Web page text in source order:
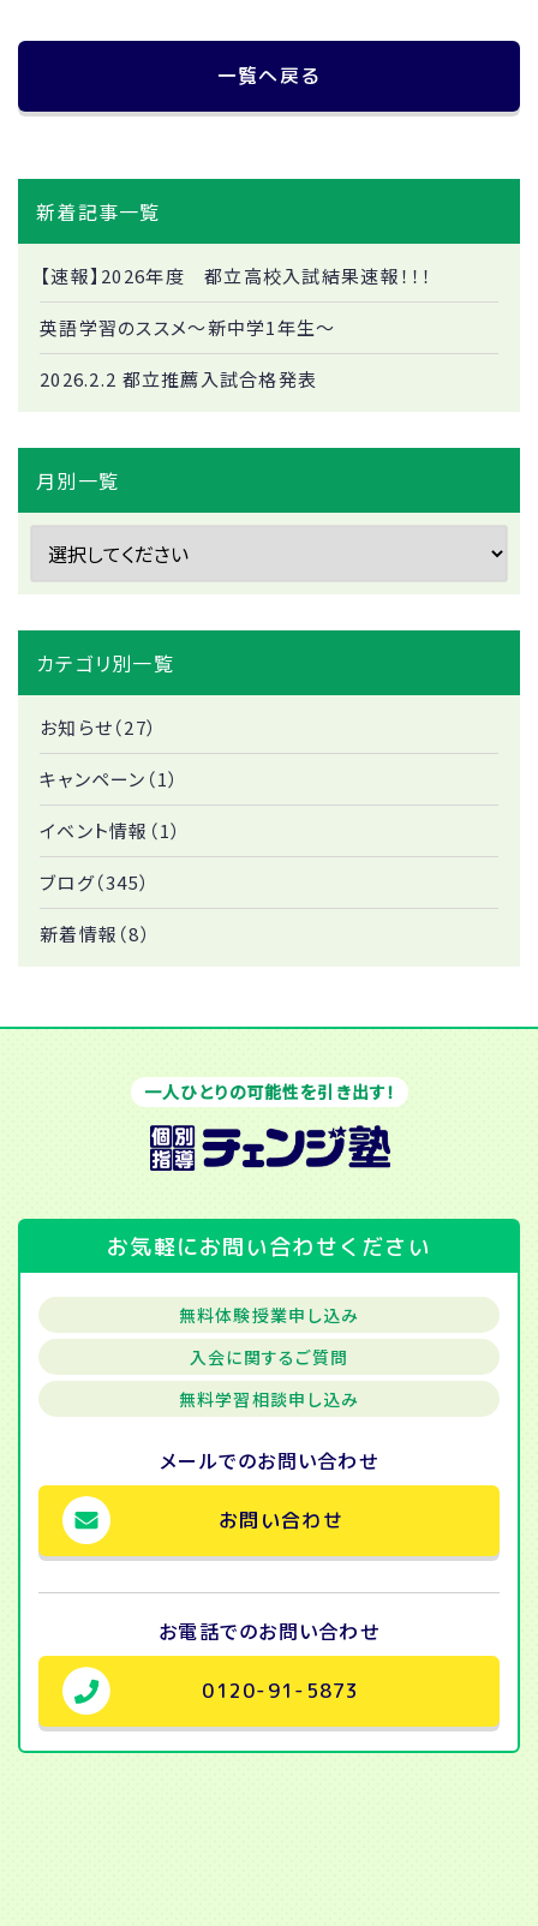
一覧へ戻る
新着記事一覧
【速報】2026年度 都立高校入試結果速報！！！
英語学習のススメ～新中学1年生～
2026.2.2 都立推薦入試合格発表
月別一覧
カテゴリ別一覧
お知らせ（27）
キャンペーン（1）
イベント情報（1）
ブログ（345）
新着情報（8）
一人ひとりの可能性を引き出す！
お気軽にお問い合わせください
無料体験授業申し込み
入会に関するご質問
無料学習相談申し込み
メールでのお問い合わせ
お問い合わせ
お電話でのお問い合わせ
0120-91-5873